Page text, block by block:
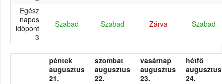
Egész
napos
időpont
3
Szabad Szabad Zárva Szabad
péntek
augusztus
21.
szombat
augusztus
22.
vasárnap
augusztus
23.
hétfő
augusztus
24.